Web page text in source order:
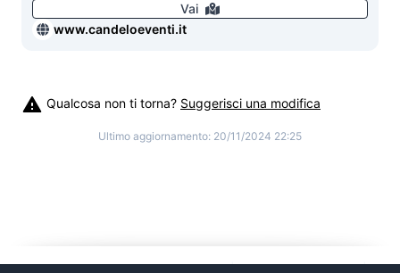
Vai
www.candeloeventi.it
Qualcosa non ti torna? Suggerisci una modifica
Ultimo aggiornamento: 20/11/2024 22:25
©2026Cosplitaly - Cosplay Italia | info@cosplitaly.it |